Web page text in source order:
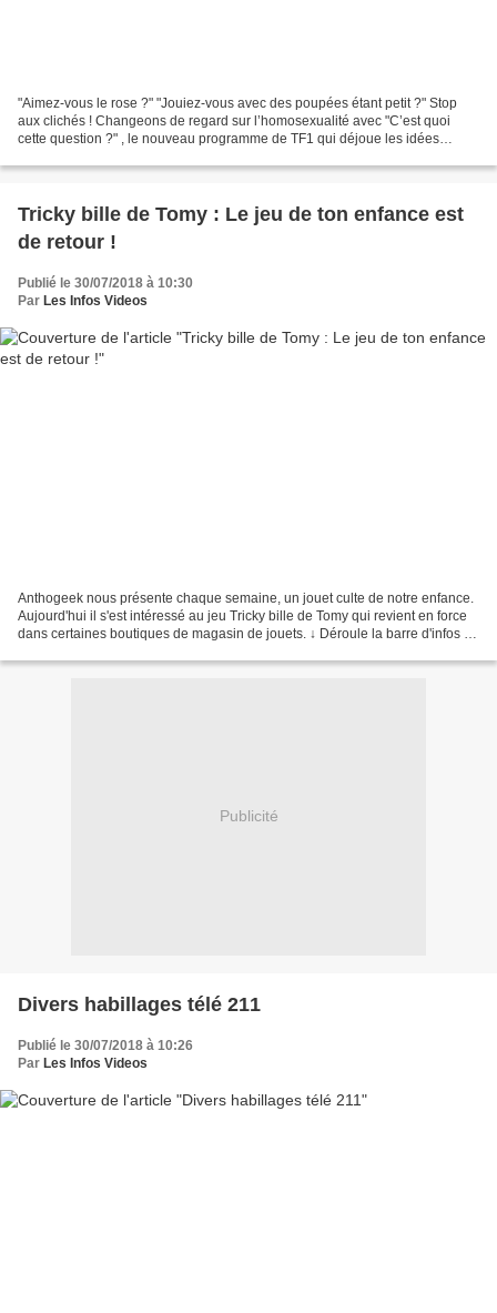
"Aimez-vous le rose ?" "Jouiez-vous avec des poupées étant petit ?" Stop
aux clichés ! Changeons de regard sur l’homosexualité avec "C’est quoi
cette question ?" , le nouveau programme de TF1 qui déjoue les idées
Tricky bille de Tomy : Le jeu de ton enfance est
de retour !
Publié le 30/07/2018 à 10:30
Par Les Infos Videos
Anthogeek nous présente chaque semaine, un jouet culte de notre enfance.
Aujourd'hui il s'est intéressé au jeu Tricky bille de Tomy qui revient en force
dans certaines boutiques de magasin de jouets. ↓ Déroule la barre d'infos ↓
Publicité
Divers habillages télé 211
Publié le 30/07/2018 à 10:26
Par Les Infos Videos